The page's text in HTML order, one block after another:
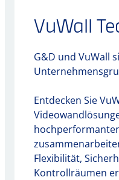
VuWall
G&D und VuWall
Entdecken Sie
Flexibilität,
Kontrollräumen